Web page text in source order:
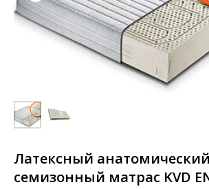
Латексный анатомический
семизонный матрас KVD